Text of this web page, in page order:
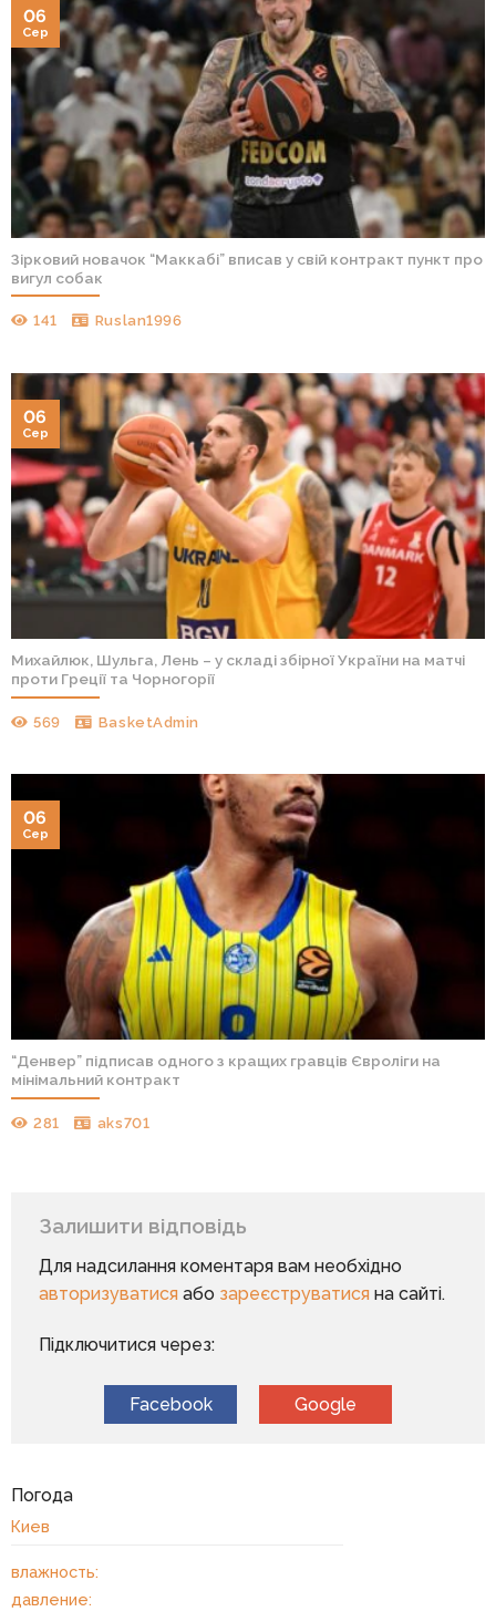
Зірковий новачок “Маккабі” вписав у свій контракт пункт про
вигул собак
141 Ruslan1996
06
Сер
Михайлюк, Шульга, Лень – у складі збірної України на матчі
проти Греції та Чорногорії
569 BasketAdmin
06
Сер
“Денвер” підписав одного з кращих гравців Євроліги на
мінімальний контракт
281 aks701
06
Сер
Залишити відповідь
Для надсилання коментаря вам необхідно
авторизуватисяабо зареєструватисяна сайті.
Підключитися через:
Facebook Google
Погода
Киев
влажность:
давление: